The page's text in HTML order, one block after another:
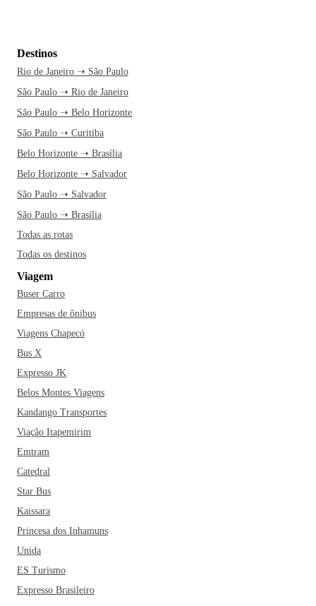
Destinos
Rio de Janeiro ➝ São Paulo
São Paulo ➝ Rio de Janeiro
São Paulo ➝ Belo Horizonte
São Paulo ➝ Curitiba
Belo Horizonte ➝ Brasília
Belo Horizonte ➝ Salvador
São Paulo ➝ Salvador
São Paulo ➝ Brasília
Todas as rotas
Todas os destinos
Viagem
Buser Carro
Empresas de ônibus
Viagens Chapecó
Bus X
Expresso JK
Belos Montes Viagens
Kandango Transportes
Viação Itapemirim
Emtram
Catedral
Star Bus
Kaissara
Princesa dos Inhamuns
Unida
ES Turismo
Expresso Brasileiro